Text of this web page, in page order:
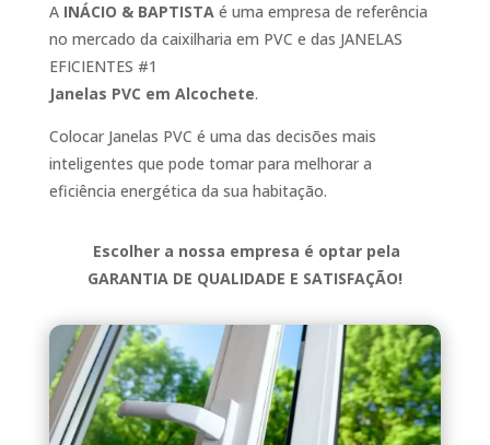
A INÁCIO & BAPTISTAé uma empresa de referência
no mercado da caixilharia em PVC e das JANELAS
EFICIENTES #1
Janelas PVC em Alcochete.
Colocar Janelas PVC é uma das decisões mais
inteligentes que pode tomar para melhorar a
eficiência energética da sua habitação.
Escolher a nossa empresa é optar pela
GARANTIA DE QUALIDADE E SATISFAÇÃO!